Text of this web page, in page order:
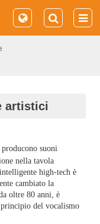
artistici
suoni
nella tavola
high-tech è
cambiato la
oltre 80 anni, è
principio del vocalismo